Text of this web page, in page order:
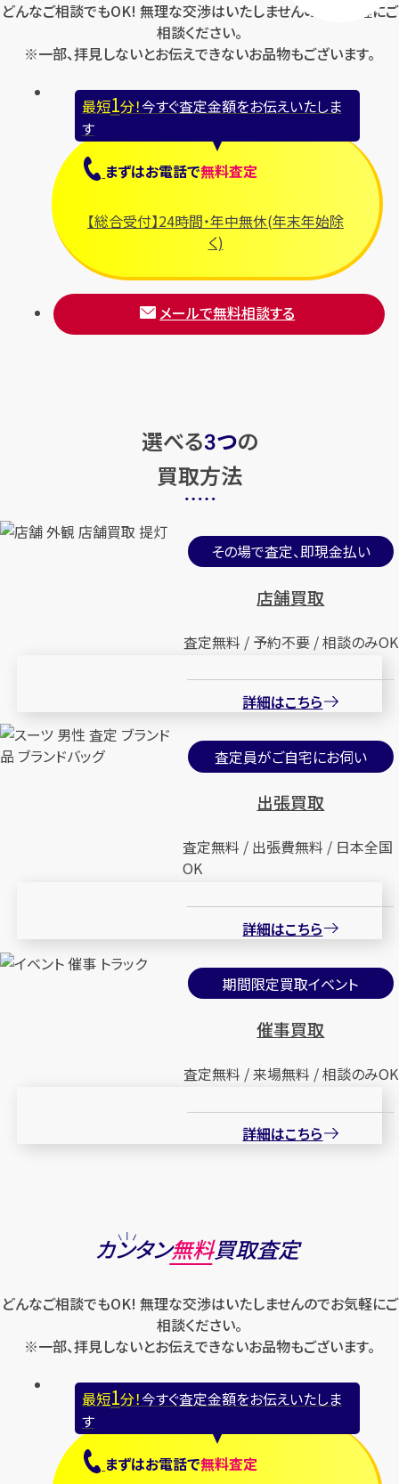
どんなご相談でもOK! 無理な交渉はいたしませんのでお気軽にご
相談ください。
※一部、拝見しないとお伝えできないお品物もございます。
最短1分！今すぐ査定金額をお伝えいたしま
す
まずはお電話で無料査定
【総合受付】24時間・年中無休(年末年始除
く)
メールで無料相談する
選べる3つの
買取方法
その場で査定、即現金払い
店舗買取
査定無料 / 予約不要 / 相談のみOK
詳細はこちら
査定員がご自宅にお伺い
出張買取
査定無料 / 出張費無料 / 日本全国
OK
詳細はこちら
期間限定買取イベント
催事買取
査定無料 / 来場無料 / 相談のみOK
詳細はこちら
カンタン無料買取査定
どんなご相談でもOK! 無理な交渉はいたしませんのでお気軽にご
相談ください。
※一部、拝見しないとお伝えできないお品物もございます。
最短1分！今すぐ査定金額をお伝えいたしま
す
まずはお電話で無料査定